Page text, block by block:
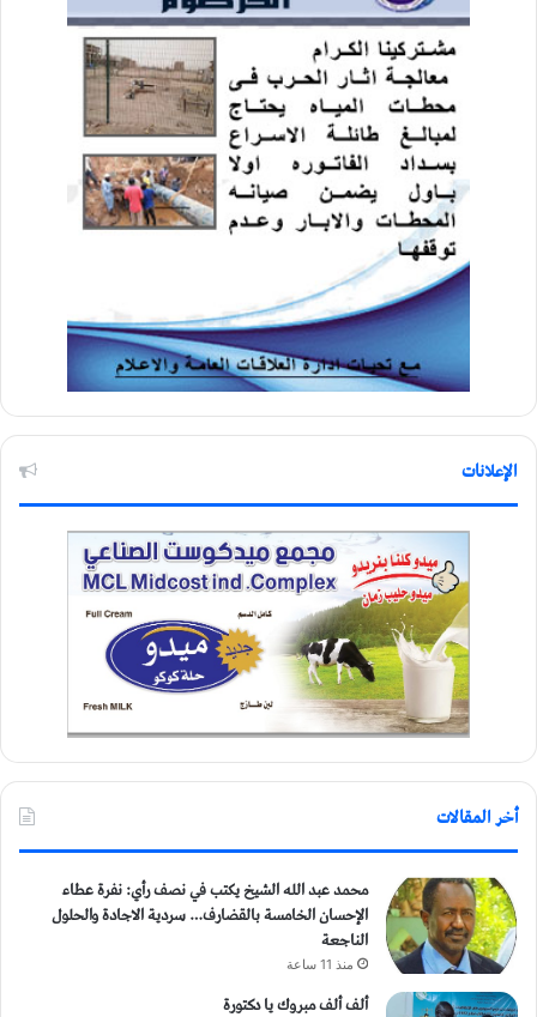
الإعلانات
أخر المقالات
محمد عبد الله الشيخ يكتب في نصف رأي: نفرة عطاء
الإحسان الخامسة بالقضارف… سردية الاجادة والحلول
الناجعة
منذ 11 ساعة
ألف ألف مبروك يا دكتورة